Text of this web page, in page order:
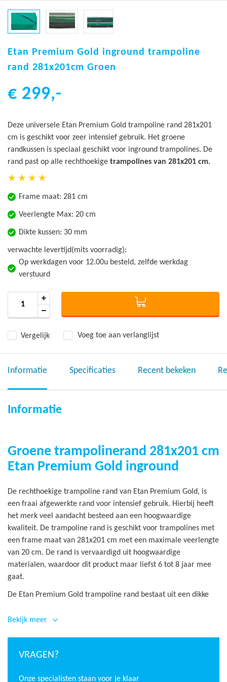
naar
het
van
gallerij
Etan Premium Gold inground trampoline
rand 281x201cm Groen
€ 299,-
Deze universele Etan Premium Gold trampoline rand 281x201
cm is geschikt voor zeer intensief gebruik. Het groene
randkussen is speciaal geschikt voor inground trampolines. De
rand past op alle rechthoekige trampolines van 281x201 cm.
Frame maat: 281 cm
Veerlengte Max: 20 cm
Dikte kussen: 30 mm
verwachte levertijd(mits voorradig):
Op werkdagen voor 12.00u besteld, zelfde werkdag
verstuurd
Vergelijk Voeg toe aan verlanglijst
Informatie Specificaties Recent bekeken
Informatie
Groene trampolinerand 281x201 cm
Etan Premium Gold inground
De rechthoekige trampoline rand van Etan Premium Gold, is
een fraai afgewerkte rand voor intensief gebruik. Hierbij heeft
het merk veel aandacht besteed aan een hoogwaardige
kwaliteit. De trampoline rand is geschikt voor trampolines met
een frame maat van 281x201 cm met een maximale veerlengte
van 20 cm. De rand is vervaardigd uit hoogwaardige
materialen, waardoor dit product maar liefst 6 tot 8 jaar mee
gaat.
De Etan Premium Gold trampoline rand bestaat uit een dikke
schuim gevuld tot aan de naden. Hierdoor is het groene
van een extra strook aan de binnenkant die de veren strak
strakke afwerking en biedt extra veiligheid. Springers kunnen
Bekijk meer
VRAGEN?
Onze specialisten staan voor je klaar